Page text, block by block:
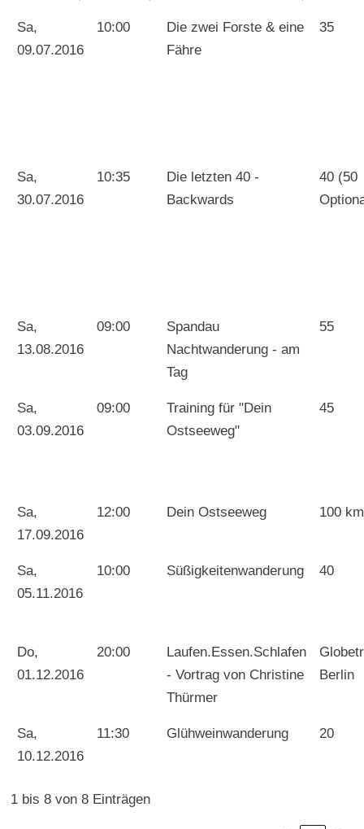
Sa,
09.07.2016
10:00
Die zwei Forste & eine
Fähre
35
Sa,
30.07.2016
10:35
Die letzten 40 -
Backwards
40 (50
Sa,
13.08.2016
09:00
Spandau
Nachtwanderung - am
Tag
55
Sa,
03.09.2016
09:00
Training für "Dein
Ostseeweg"
45
Sa,
17.09.2016
12:00 Dein Ostseeweg 100 km
Sa,
05.11.2016
10:00 Süßigkeitenwanderung 40
Do,
01.12.2016
20:00
Laufen.Essen.Schlafen
- Vortrag von Christine
Thürmer
Berlin
Sa,
10.12.2016
11:30 Glühweinwanderung 20
1 bis 8 von 8 Einträgen